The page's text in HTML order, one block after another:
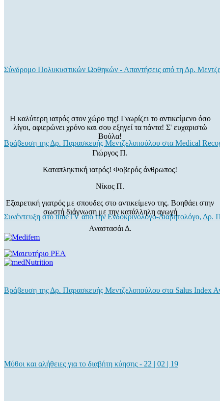
Σύνδρομο Πολυκυστικών Ωοθηκών - Απαντήσεις από τη Δρ.
Βράβευση της Δρ. Παρασκευής Μεντζελοπούλου στα Medical
Συνέντευξη στο timeTV από την Ενδοκρινολόγο-Διαβητολόγο,
Βράβευση της Δρ. Παρασκευής Μεντζελοπούλου στα Salus Index
Μύθοι και αλήθειες για το διαβήτη κύησης - 22 | 02 | 19
Η καλύτερη ιατρός στον χώρο της! Γνωρίζει το αντικείμενο όσο
λίγοι, αφιερώνει χρόνο και σου εξηγεί τα πάντα! Σ' ευχαριστώ
Βούλα!
Γιώργος Π.
Καταπληκτική ιατρός! Φοβερός άνθρωπος!
Νίκος Π.
Εξαιρετική γιατρός με σπουδες στο αντικείμενο της. Βοηθάει στην
σωστή διάγνωση με την κατάλληλη αγωγή
Αναστασάι Δ.